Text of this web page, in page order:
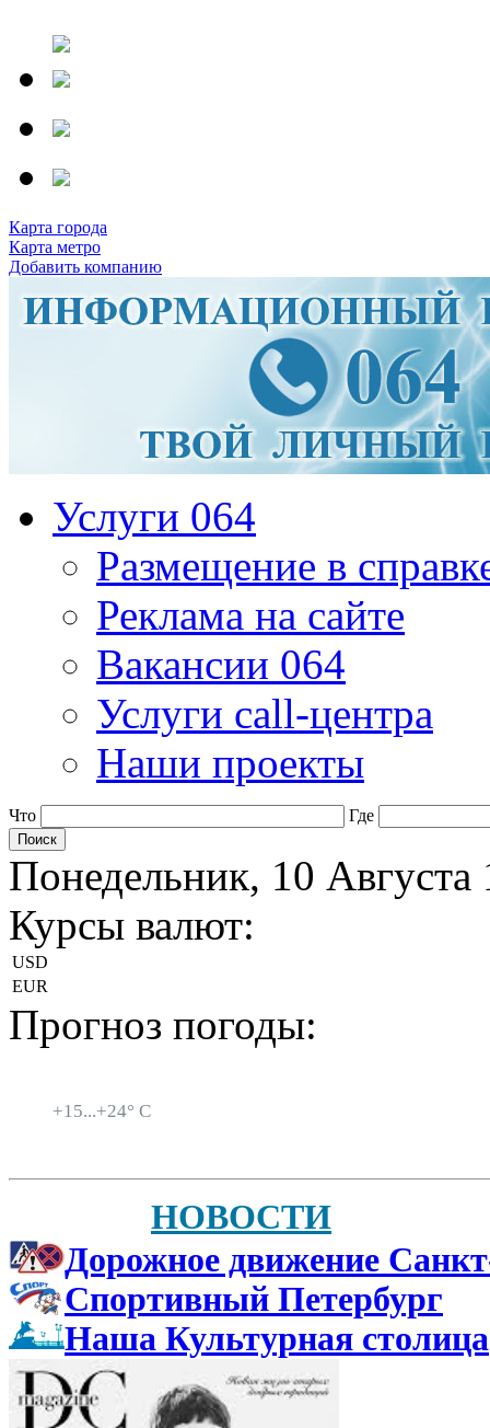
Карта города
Карта метро
Добавить компанию
Услуги 064
Размещение в
Реклама на сайте
Вакансии 064
Услуги call-центра
Наши проекты
Что Где
Понедельник, 10 Августа
Курсы валют:
USD
EUR
Прогноз погоды:
+15...+24° C
НОВОСТИ
Дорожное движение
Спортивный Петербург
Наша Культурная столица